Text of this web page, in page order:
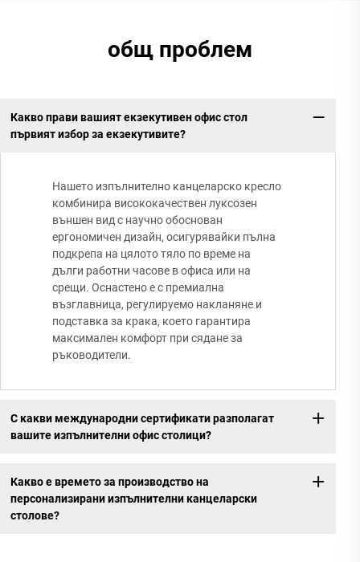
общ проблем
Какво прави вашият екзекутивен офис стол
първият избор за екзекутивите?
Нашето изпълнително канцеларско кресло
комбинира висококачествен луксозен
външен вид с научно обоснован
ергономичен дизайн, осигурявайки пълна
подкрепа на цялото тяло по време на
дълги работни часове в офиса или на
срещи. Оснастено е с премиална
възглавница, регулируемо накланяне и
подставка за крака, което гарантира
максимален комфорт при сядане за
ръководители.
С какви международни сертификати разполагат
вашите изпълнителни офис столици?
Какво е времето за производство на
персонализирани изпълнителни канцеларски
столове?